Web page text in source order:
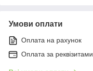
Умови оплати
Оплата на рахунок
Оплата за реквізитами